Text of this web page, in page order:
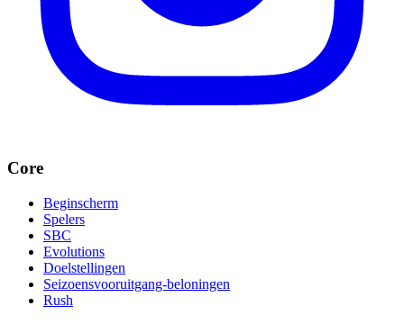
Core
Beginscherm
Spelers
SBC
Evolutions
Doelstellingen
Seizoensvooruitgang-beloningen
Rush